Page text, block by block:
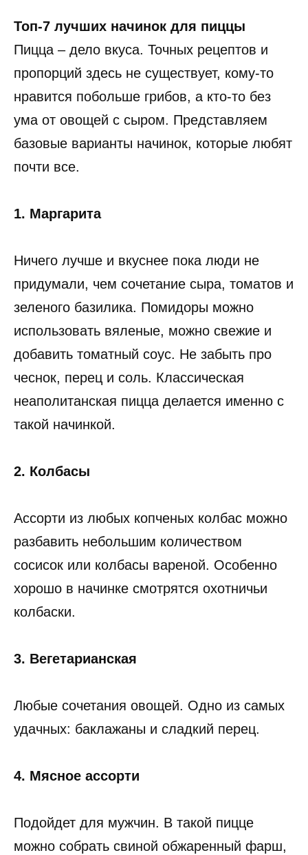
Топ-7 лучших начинок для пиццы
Пицца – дело вкуса. Точных рецептов и
пропорций здесь не существует, кому-то
нравится побольше грибов, а кто-то без
ума от овощей с сыром. Представляем
базовые варианты начинок, которые любят
почти все.
1. Маргарита
Ничего лучше и вкуснее пока люди не
придумали, чем сочетание сыра, томатов и
зеленого базилика. Помидоры можно
использовать вяленые, можно свежие и
добавить томатный соус. Не забыть про
чеснок, перец и соль. Классическая
неаполитанская пицца делается именно с
такой начинкой.
2. Колбасы
Ассорти из любых копченых колбас можно
разбавить небольшим количеством
сосисок или колбасы вареной. Особенно
хорошо в начинке смотрятся охотничьи
колбаски.
3. Вегетарианская
Любые сочетания овощей. Одно из самых
удачных: баклажаны и сладкий перец.
4. Мясное ассорти
Подойдет для мужчин. В такой пицце
можно собрать свиной обжаренный фарш,